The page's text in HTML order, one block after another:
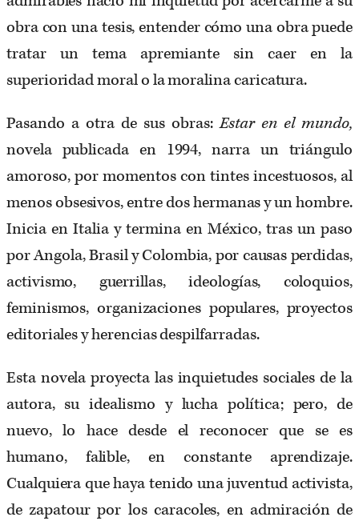
obra con una tesis, entender cómo una obra puede
tratar un tema apremiante sin caer en la
superioridad moral o la moralina caricatura.
Pasando a otra de sus obras:Estar en el mundo,
novela publicada en 1994, narra un triángulo
amoroso, por momentos con tintes incestuosos, al
menos obsesivos, entre dos hermanas y un hombre.
Inicia en Italia y termina en México, tras un paso
por Angola, Brasil y Colombia, por causas perdidas,
activismo, guerrillas, ideologías, coloquios,
feminismos, organizaciones populares, proyectos
editoriales y herencias despilfarradas.
Esta novela proyecta las inquietudes sociales de la
autora, su idealismo y lucha política; pero, de
nuevo, lo hace desde el reconocer que se es
humano, falible, en constante aprendizaje.
Cualquiera que haya tenido una juventud activista,
de zapatour por los caracoles, en admiración de